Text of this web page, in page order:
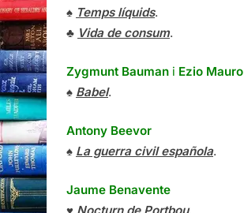
♠ Temps líquids.
♣ Vida de consum.
Zygmunt Bauman i Ezio Mauro
♠ Babel.
Antony Beevor
♠ La guerra civil española.
Jaume Benavente